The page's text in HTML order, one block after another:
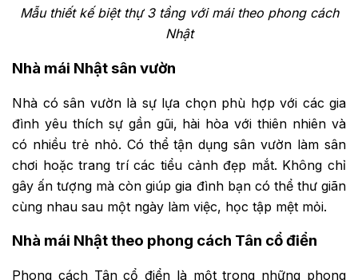
Mẫu thiết kế biệt thự 3 tầng với mái theo phong cách
Nhật
Nhà mái Nhật sân vườn
Nhà có sân vườn là sự lựa chọn phù hợp với các gia
đình yêu thích sự gần gũi, hài hòa với thiên nhiên và
có nhiều trẻ nhỏ. Có thể tận dụng sân vườn làm sân
chơi hoặc trang trí các tiểu cảnh đẹp mắt. Không chỉ
gây ấn tượng mà còn giúp gia đình bạn có thể thư giãn
cùng nhau sau một ngày làm việc, học tập mệt mỏi.
Nhà mái Nhật theo phong cách Tân cổ điển
Phong cách Tân cổ điển là một trong những phong